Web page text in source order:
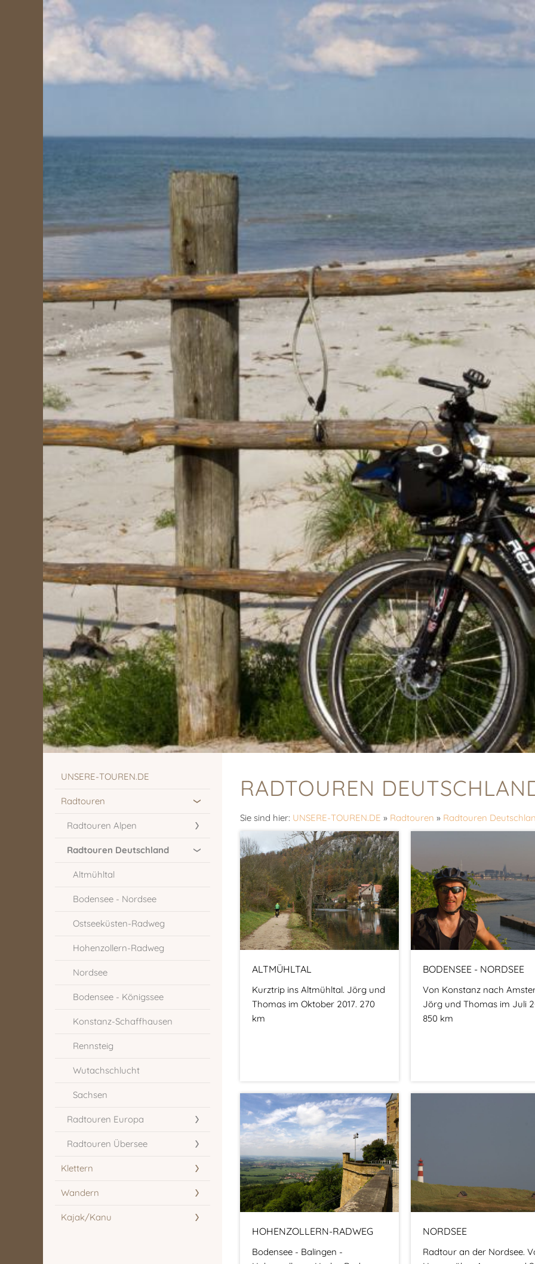
UNSERE-TOUREN.DE
Radtouren
Radtouren Alpen
Radtouren Deutschland
Altmühltal
Bodensee - Nordsee
Ostseeküsten-Radweg
Hohenzollern-Radweg
Nordsee
Bodensee - Königssee
Konstanz-Schaffhausen
Rennsteig
Wutachschlucht
Sachsen
Radtouren Europa
Radtouren Übersee
Klettern
Wandern
Kajak/Kanu
RADTOUREN
Sie sind hier: UNSERE-TOUREN.DE » Radtouren » Radtouren
ALTMÜHLTAL
Kurztrip ins Altmühltal. Jörg und
Thomas im Oktober 2017. 270
km
BODENSEE - NORDSEE
Von Konstanz nach
Jörg und Thomas im Juli
850 km
HOHENZOLLERN-RADWEG
Bodensee - Balingen -
NORDSEE
Radtour an der Nordsee.